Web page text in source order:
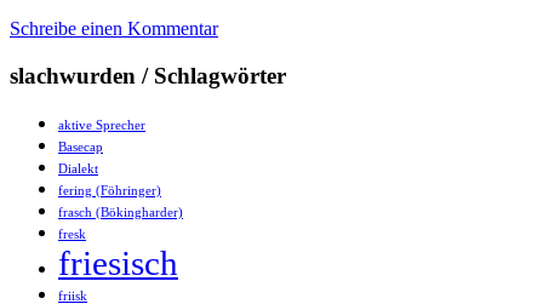
Schreibe einen Kommentar
slachwurden / Schlagwörter
aktive Sprecher
Basecap
Dialekt
fering (Föhringer)
frasch (Bökingharder)
fresk
friesisch
friisk